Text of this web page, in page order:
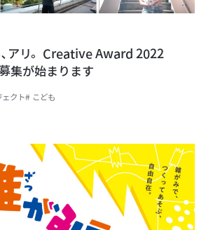
､アリ。Creative Award 2022
集が始まります
クト# こども